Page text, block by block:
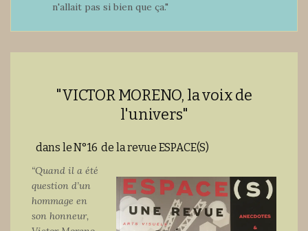
n'allait pas si bien que ça."
"VICTOR MORENO, la voix de
l'univers"
dans le N°16 de la revue ESPACE(S)
“Quand il a été
question d’un
hommage en
son honneur,